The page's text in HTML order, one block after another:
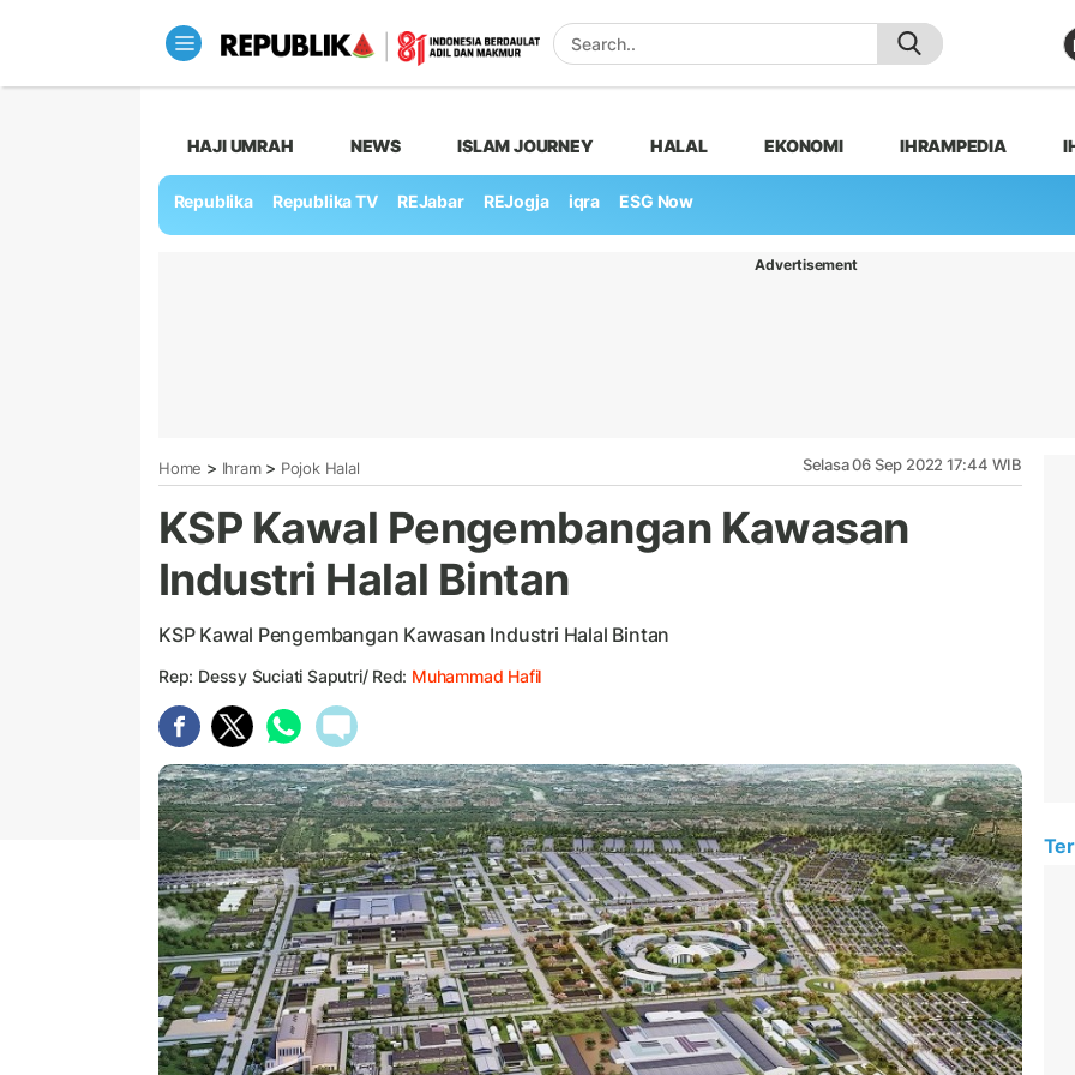
HAJI UMRAH NEWS ISLAM JOURNEY HALAL EKONOMI IHRAMPEDIA
Republika Republika TV REJabar REJogja iqra ESG Now
Advertisement
Home > Ihram> Pojok Halal Selasa 06 Sep 2022 17:44 WIB
KSP Kawal Pengembangan Kawasan
Industri Halal Bintan
KSP Kawal Pengembangan Kawasan Industri Halal Bintan
Rep: Dessy Suciati Saputri/ Red: Muhammad Hafil